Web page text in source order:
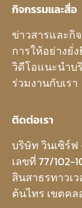
กิจกรรมและสื่อ
ข่าวสารและกิ
การให้อย่างยั่
วิดีโอแนะนำบ
ร่วมงานกับเรา
ติดต่อเรา
บริษัท วินเซิร์ฟ
เลขที่ 77/102-
สินสาธรทาวเ
ต้นไทร เขตค